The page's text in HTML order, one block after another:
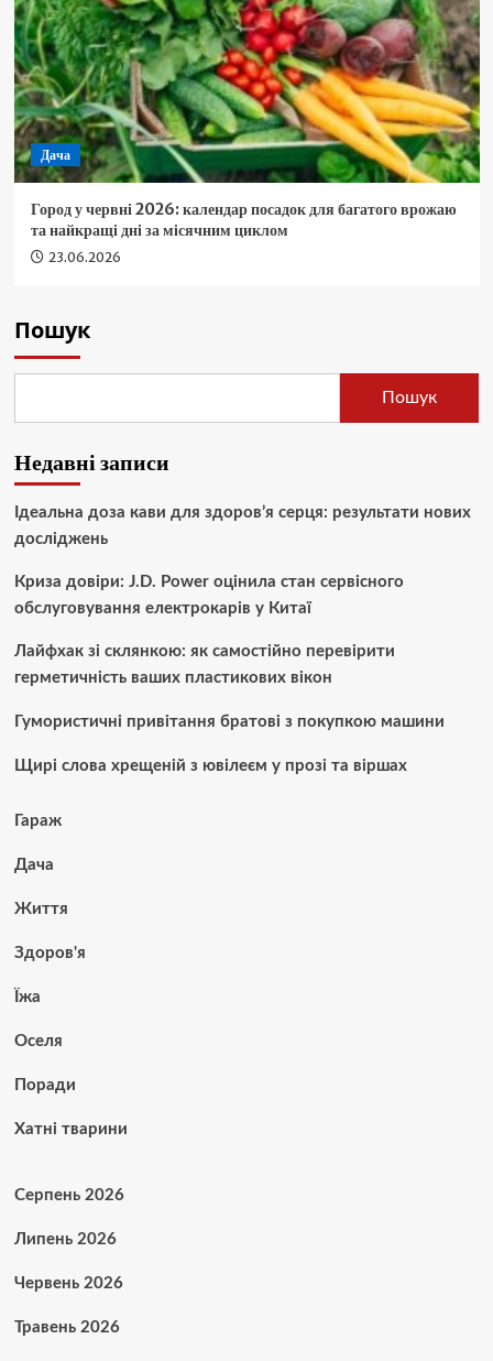
Дача
Город у червні 2026: календар посадок для багатого врожаю
та найкращі дні за місячним циклом
23.06.2026
Пошук
Пошук
Недавні записи
Ідеальна доза кави для здоров’я серця: результати нових
досліджень
Криза довіри: J.D. Power оцінила стан сервісного
обслуговування електрокарів у Китаї
Лайфхак зі склянкою: як самостійно перевірити
герметичність ваших пластикових вікон
Гумористичні привітання братові з покупкою машини
Щирі слова хрещеній з ювілеєм у прозі та віршах
Гараж
Дача
Життя
Здоров'я
Їжа
Оселя
Поради
Хатні тварини
Серпень 2026
Липень 2026
Червень 2026
Травень 2026